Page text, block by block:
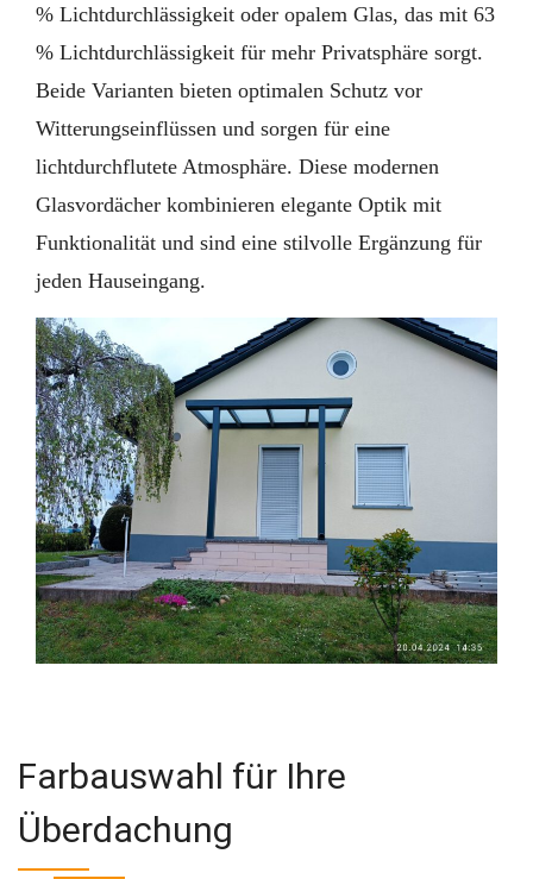
% Lichtdurchlässigkeit oder opalem Glas, das mit 63
% Lichtdurchlässigkeit für mehr Privatsphäre sorgt.
Beide Varianten bieten optimalen Schutz vor
Witterungseinflüssen und sorgen für eine
lichtdurchflutete Atmosphäre. Diese modernen
Glasvordächer kombinieren elegante Optik mit
Funktionalität und sind eine stilvolle Ergänzung für
jeden Hauseingang.
Farbauswahl für Ihre
Überdachung